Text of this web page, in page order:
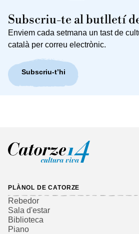
Subscriu-te al butlletí
Enviem cada setmana un tast de
català per correu electrònic.
Subscriu-t’hi
PLÀNOL DE CATORZE
Rebedor
Sala d'estar
Biblioteca
Piano